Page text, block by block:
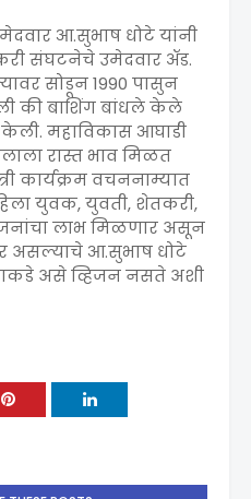
आ.सुभाष धोटे यांनी
संघटनेचे उमेदवार ॲड.
सोडून 1990 पासुन
की बाशिंग बांधले केले
महाविकास आघाडी
रास्त भाव मिळत
कार्यक्रम वचननाम्यात
युवक, युवती, शेतकरी,
लाभ मिळणार असून
असल्याचे आ.सुभाष धोटे
असे व्हिजन नसते अशी